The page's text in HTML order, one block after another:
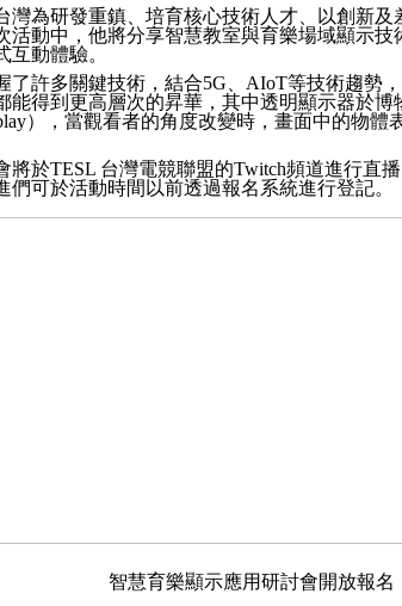
灣為研發重鎮、培育核心技術人才、以創新
活動中，他將分享智慧教室與育樂場域顯示
動體驗。
了許多關鍵技術，結合5G AIoT等技術趨勢
能得到更高層次的昇華，其中透明顯示器於
），當觀看者的角度改變時，畫面中的物體
將於TESL 台灣電競聯盟的Twitch頻道進行直
可於活動時間以前透過報名系統進行登記。
智慧育樂顯示應用研討會開放報名